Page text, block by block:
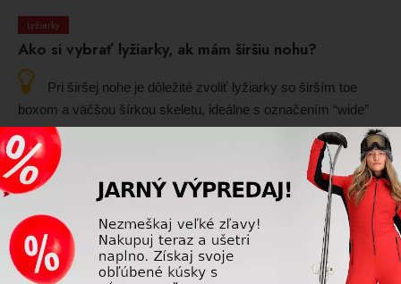
Lyžiarky
Ako si vybrať lyžiarky, ak mám širšiu nohu?
Pri širšej nohe je dôležité zvoliť lyžiarky so širším toe
boxom a väčšou šírkou skeletu, ideálne s označením “wide”
alebo vyššou hodnotou “last“. Pomáha aj širšia manžeta,
mäkšie vnútorné topánky a presné meranie chodidla v
obchode.
Prečítajte si viac